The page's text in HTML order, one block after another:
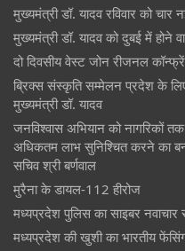
मुख्यमंत्री डॉ. यादव रविवार को
मुख्यमंत्री डॉ. यादव को दुबई में
दो दिवसीय वेस्ट जोन रीजनल
ब्रिक्स संस्कृति सम्मेलन प्रदेश के
मुख्यमंत्री डॉ. यादव
जनविश्वास अभियान को नागरिकों
अधिकतम लाभ सुनिश्चित करने का
सचिव श्री बर्णवाल
मुरैना के डायल-112 हीरोज
मध्यप्रदेश पुलिस का साइबर नवाचार
मध्यप्रदेश की खुशी का भारतीय